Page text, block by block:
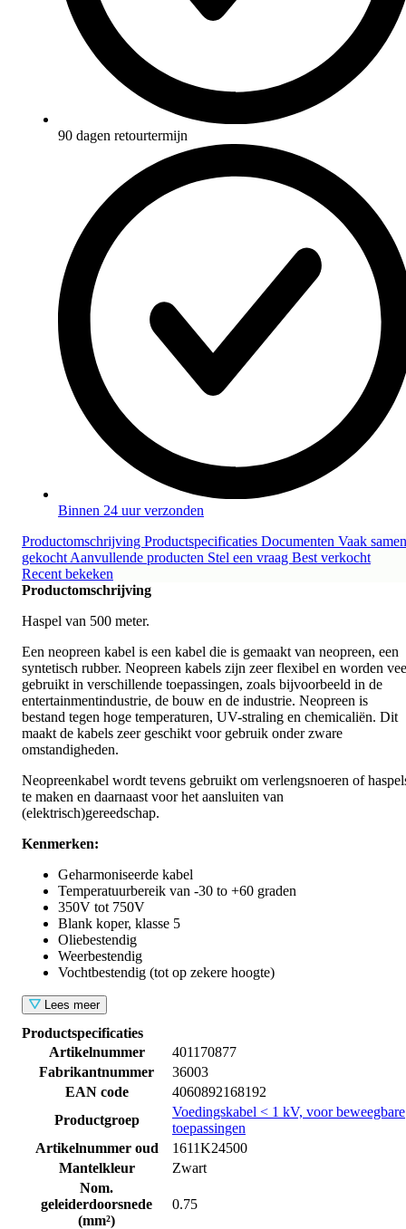
90 dagen retourtermijn
Binnen 24 uur verzonden
Productomschrijving Productspecificaties Documenten Vaak samen
gekocht Aanvullende producten Stel een vraag Best verkocht
Recent bekeken
Productomschrijving
Haspel van 500 meter.
Een neopreen kabel is een kabel die is gemaakt van neopreen, een
syntetisch rubber. Neopreen kabels zijn zeer flexibel en worden
gebruikt in verschillende toepassingen, zoals bijvoorbeeld in de
entertainmentindustrie, de bouw en de industrie. Neopreen is
bestand tegen hoge temperaturen, UV-straling en chemicaliën. Dit
maakt de kabels zeer geschikt voor gebruik onder zware
omstandigheden.
Neopreenkabel wordt tevens gebruikt om verlengsnoeren of
te maken en daarnaast voor het aansluiten van
(elektrisch)gereedschap.
Kenmerken:
Geharmoniseerde kabel
Temperatuurbereik van -30 to +60 graden
350V tot 750V
Blank koper, klasse 5
Oliebestendig
Weerbestendig
Vochtbestendig (tot op zekere hoogte)
Lees meer
Productspecificaties
Artikelnummer
401170877
Fabrikantnummer
36003
EAN code
4060892168192
Productgroep
Voedingskabel < 1 kV, voor beweegbare
toepassingen
Artikelnummer oud
1611K24500
Mantelkleur
Zwart
Nom.
geleiderdoorsnede
(mm²)
0.75